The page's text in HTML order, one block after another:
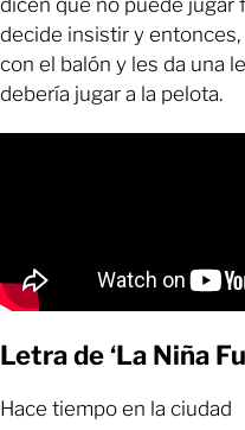
decide insistir y
con el balón y les da una
debería jugar a la pelota.
Letra de ‘La Niña
Hace tiempo en la ciudad